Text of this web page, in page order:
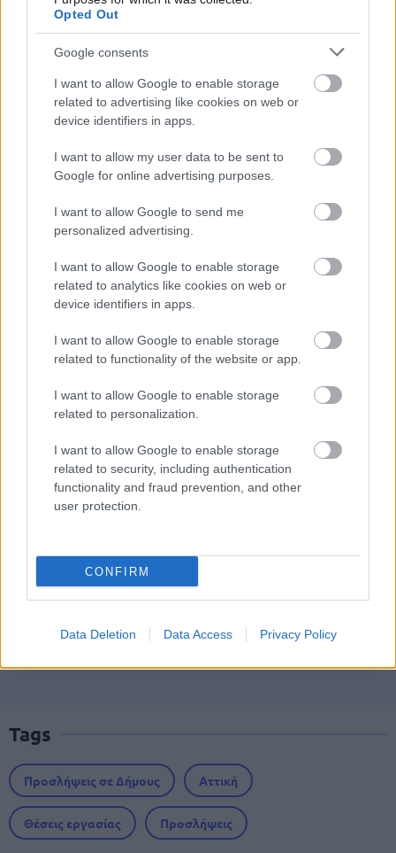
Opted Out
Google consents
I want to allow Google to enable storage
related to advertising like cookies on web or
device identifiers in apps.
I want to allow my user data to be sent to
Google for online advertising purposes.
I want to allow Google to send me
personalized advertising.
I want to allow Google to enable storage
related to analytics like cookies on web or
device identifiers in apps.
I want to allow Google to enable storage
related to functionality of the website or app.
I want to allow Google to enable storage
related to personalization.
I want to allow Google to enable storage
related to security, including authentication
functionality and fraud prevention, and other
user protection.
CONFIRM
Data Deletion Data Access Privacy Policy
μέρες
Μάθε πρώτος όλες τις σημαντικές
Βάλε το proson.gr στα αποτελέσματα
αναζήτησης της Google
Δημοφιλείς Ειδήσεις
ΕΟΠΥΥ: Επίδομα έως 150 ευρώ – Ποιοι
ασφαλισμένοι το δικαιούνται
Τι σημαίνει η λέξη «ρίψασπις»
εργασίας με απολυτήριο γυμνασίου
Tags
Προσλήψεις σε Δήμους Αττική
Θέσεις εργασίας Προσλήψεις